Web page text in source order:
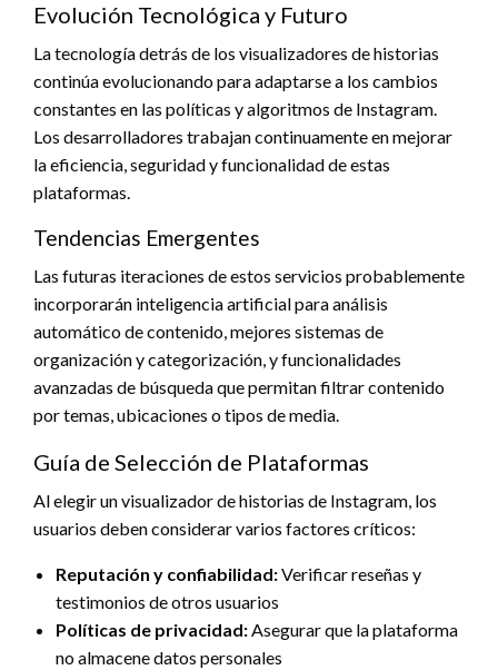
Evolución Tecnológica y Futuro
La tecnología detrás de los visualizadores de historias
continúa evolucionando para adaptarse a los cambios
constantes en las políticas y algoritmos de Instagram.
Los desarrolladores trabajan continuamente en mejorar
la eficiencia, seguridad y funcionalidad de estas
plataformas.
Tendencias Emergentes
Las futuras iteraciones de estos servicios probablemente
incorporarán inteligencia artificial para análisis
automático de contenido, mejores sistemas de
organización y categorización, y funcionalidades
avanzadas de búsqueda que permitan filtrar contenido
por temas, ubicaciones o tipos de media.
Guía de Selección de Plataformas
Al elegir un visualizador de historias de Instagram, los
usuarios deben considerar varios factores críticos:
Reputación y confiabilidad:Verificar reseñas y
testimonios de otros usuarios
Políticas de privacidad:Asegurar que la plataforma
no almacene datos personales